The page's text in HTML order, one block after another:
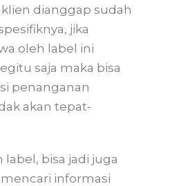
dianggap sudah
jika
oleh label ini
saja maka bisa
penanganan
akan tepat-
bisa jadi juga
informasi